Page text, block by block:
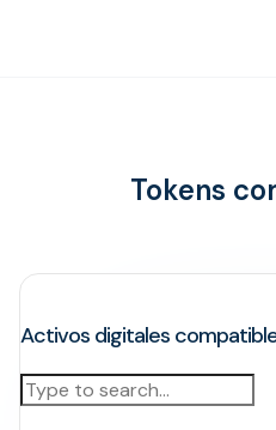
Tokens
Activos digitales